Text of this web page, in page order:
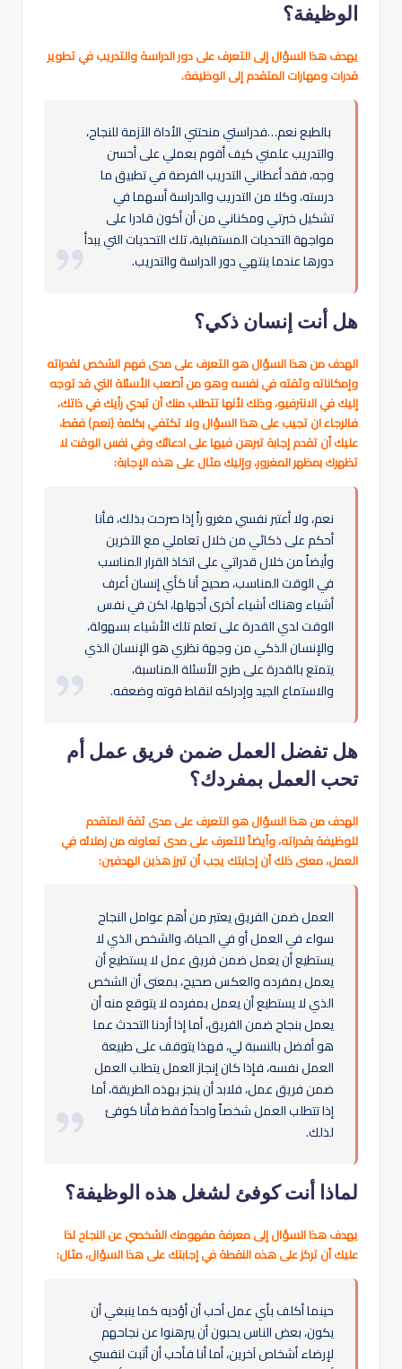
الوظيفة؟
يهدف هذا السؤال إلى التعرف على دور الدراسة والتدريب في تطوير
قدرات ومهارات المتقدم إلى الوظيفة.
بالطبع نعم…فدراستي منحتني الأداة الآزمة للنجاح،
والتدريب علمني كيف أقوم بعملي على أحسن
وجه، فقد أعطاني التدريب الفرصة في تطبيق ما
درسته، وكلا من التدريب والدراسة أسهما في
تشكيل خبرتي ومكناني من أن أكون قادرا على
مواجهة التحديات المستقبلية، تلك التحديات التي يبدأ
دورها عندما ينتهي دور الدراسة والتدريب.
هل أنت إنسان ذكي؟
الهدف من هذا السؤال هو التعرف على مدى فهم الشخص لقدراته
وإمكاناته وثقته في نفسه وهو من أصعب الأسئلة التي قد توجه
إليك في الانترفيو، وذلك لأنها تتطلب منك أن تبدي رأيك في ذاتك،
فالرجاء ان تجيب على هذا السؤال ولا تكتفي بكلمة (نعم) فقط،
عليك أن تقدم إجابة تبرهن فيها على ادعائك وفي نفس الوقت لا
تظهرك بمظهر المغرور، وإليك مثال على هذه الإجابة:
نعم، ولا أعتبر نفسي مغرو راً إذا صرحت بذلك، فأنا
أحكم على ذكائي من خلال تعاملي مع الآخرين
وأيضاً من خلال قدراتي على اتخاذ القرار المناسب
في الوقت المناسب، صحيح أنا كأي إنسان أعرف
أشياء وهناك أشياء أخرى أجهلها، لكن في نفس
الوقت لدي القدرة على تعلم تلك الأشياء بسهولة،
والإنسان الذكي من وجهة نظري هو الإنسان الذي
يتمتع بالقدرة على طرح الأسئلة المناسبة،
والاستماع الجيد وإدراكه لنقاط قوته وضعفه.
هل تفضل العمل ضمن فريق عمل أم
تحب العمل بمفردك؟
الهدف من هذا السؤال هو التعرف على مدى ثقة المتقدم
للوظيفة بقدراته، وأيضاً للتعرف على مدى تعاونه من زملائه في
العمل، معنى ذلك أن إجابتك يجب أن تبرز هذين الهدفين:
العمل ضمن الفريق يعتبر من أهم عوامل النجاح
سواء في العمل أو في الحياة، والشخص الذي لا
يستطيع أن يعمل ضمن فريق عمل لا يستطيع أن
يعمل بمفرده والعكس صحيح، بمعنى أن الشخص
الذي لا يستطيع أن يعمل بمفرده لا يتوقع منه أن
يعمل بنجاح ضمن الفريق، أما إذا أردنا التحدث عما
هو أفضل بالنسبة لي، فهذا يتوقف على طبيعة
العمل نفسه، فإذا كان إنجاز العمل يتطلب العمل
ضمن فريق عمل، فلابد أن ينجز بهذه الطريقة، أما
إذا تتطلب العمل شخصاً واحداً فقط فأنا كوفئ
لذلك.
لماذا أنت كوفئ لشغل هذه الوظيفة؟
يهدف هذا السؤال إلى معرفة مفهومك الشخصي عن النجاح لذا
عليك أن تركز على هذه النقطة في إجابتك على هذا السؤال، مثال:
حينما أكلف بأي عمل أحب أن أؤديه كما ينبغي أن
يكون، بعض الناس يحبون أن يبرهنوا عن نجاحهم
لإرضاء أشخاص آخرين، أما أنا فأحب أن أثبت لنفسي